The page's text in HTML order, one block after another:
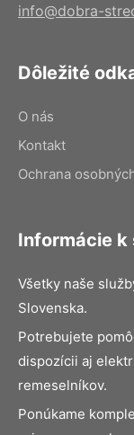
info@dobra-
Dôležité
O nás
Kontakt
Ochrana
Informácie k
Všetky naše
Slovenska.
Potrebujete
dispozícii aj
remeselníkov.
Ponúkame